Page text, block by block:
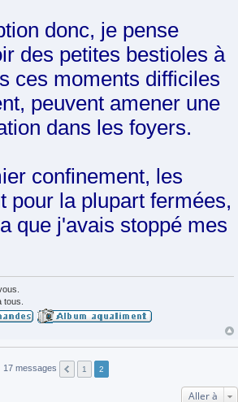
donc, je pense
des petites bestioles à
ces moments difficiles
peuvent amener une
dans les foyers.
confinement, les
pour la plupart fermées,
que j'avais stoppé mes
tous.
17 messages 1 2
Aller à